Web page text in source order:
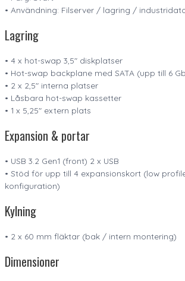
• Användning: Filserver / lagring /
Lagring
• 4 x hot-swap 3,5″ diskplatser
• Hot-swap backplane med SATA (upp till 6
• 2 x 2,5″ interna platser
• Låsbara hot-swap kassetter
• 1 x 5,25″ extern plats
Expansion & portar
• USB 3.2 Gen1 (front) 2 x USB
• Stöd för upp till 4 expansionskort (low
konfiguration)
Kylning
• 2 x 60 mm fläktar (bak / intern montering)
Dimensioner